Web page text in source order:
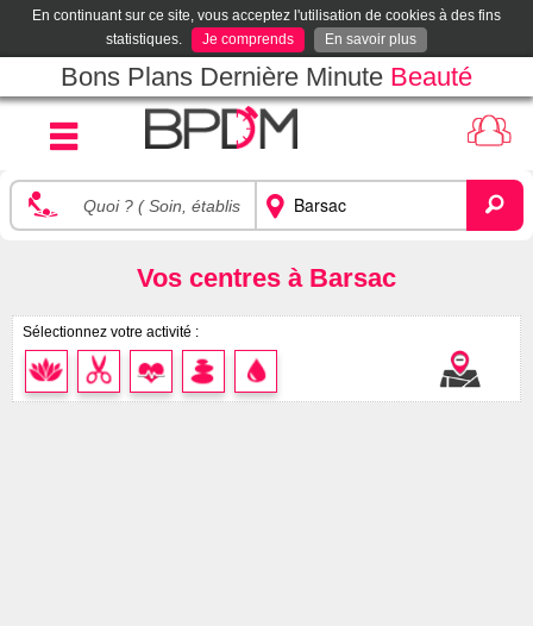
En continuant sur ce site, vous acceptez l'utilisation de cookies à des fins
statistiques.
Je comprends En savoir plus
Bons Plans Dernière Minute Beauté
Vos centres à Barsac
Sélectionnez votre activité :